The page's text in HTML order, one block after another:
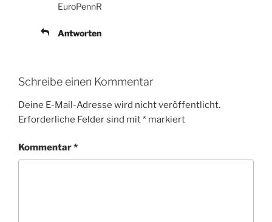
EuroPennR
Antworten
Schreibe einen Kommentar
Deine E-Mail-Adresse wird nicht veröffentlicht.
Erforderliche Felder sind mit* markiert
Kommentar*